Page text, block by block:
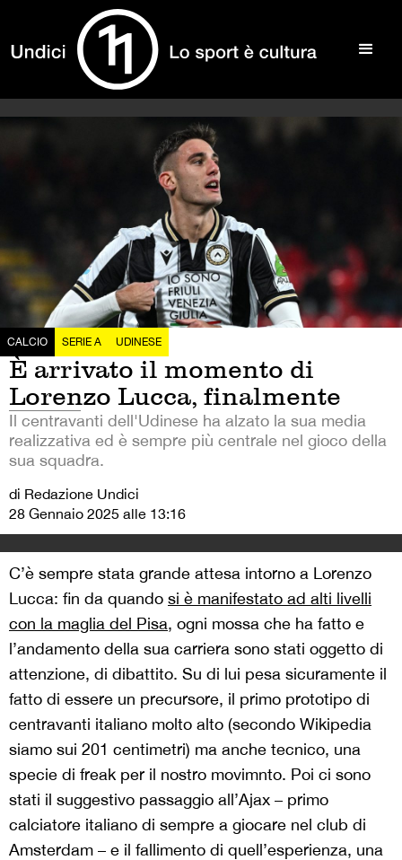
CALCIO SERIE A UDINESE
È arrivato il momento di
Lorenzo Lucca, finalmente
Il centravanti dell'Udinese ha alzato la sua media
realizzativa ed è sempre più centrale nel gioco della
sua squadra.
di Redazione Undici
28 Gennaio 2025 alle 13:16
C’è sempre stata grande attesa intorno a Lorenzo
Lucca: fin da quando si è manifestato ad alti livelli
con la maglia del Pisa, ogni mossa che ha fatto e
l’andamento della sua carriera sono stati oggetto di
attenzione, di dibattito. Su di lui pesa sicuramente il
fatto di essere un precursore, il primo prototipo di
centravanti italiano molto alto (secondo Wikipedia
siamo sui 201 centimetri) ma anche tecnico, una
specie di freak per il nostro movimnto. Poi ci sono
stati il suggestivo passaggio all’Ajax – primo
calciatore italiano di sempre a giocare nel club di
Amsterdam – e il fallimento di quell’esperienza, una